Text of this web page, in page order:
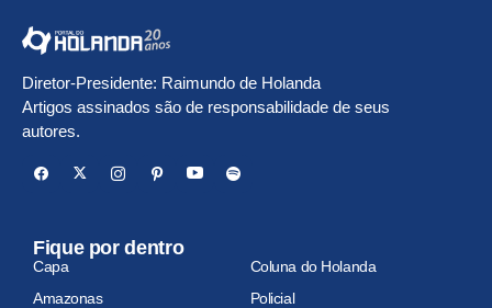
Diretor-Presidente: Raimundo de Holanda
Artigos assinados são de responsabilidade de seus
autores.
Fique por dentro
Capa
Coluna do Holanda
Amazonas
Policial